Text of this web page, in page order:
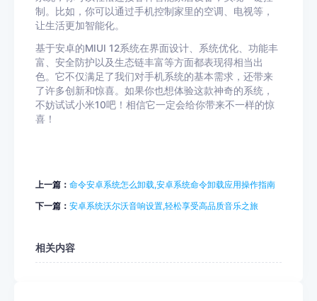
制。比如，你可以通过手机控制家里的空调、电视等，
让生活更加智能化。
基于安卓的MIUI 12系统在界面设计、系统优化、功能丰
富、安全防护以及生态链丰富等方面都表现得相当出
色。它不仅满足了我们对手机系统的基本需求，还带来
了许多创新和惊喜。如果你也想体验这款神奇的系统，
不妨试试小米10吧！相信它一定会给你带来不一样的惊
喜！
上一篇： 命令安卓系统怎么卸载,安卓系统命令卸载应用操作指南
下一篇： 安卓系统沃尔沃音响设置,轻松享受高品质音乐之旅
相关内容